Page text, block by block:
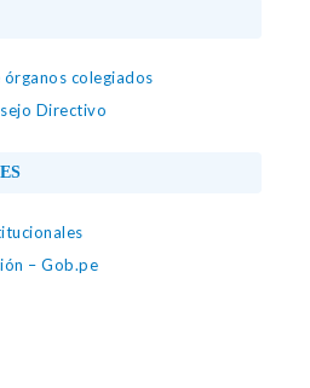
colegiados
Directivo
– Gob.pe